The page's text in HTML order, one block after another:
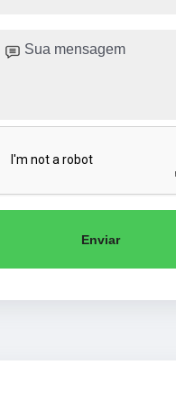
Enviar